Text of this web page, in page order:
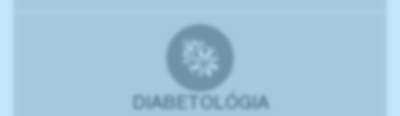
DIABETOLÓGIA